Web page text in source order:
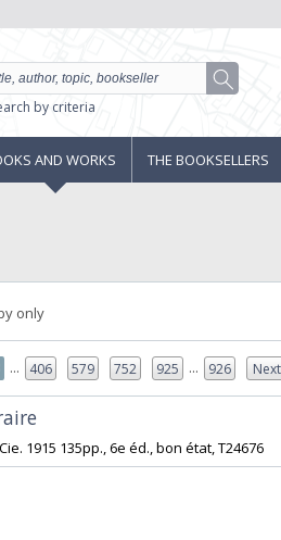
by criteria
AND WORKS THE BOOKSELLERS
only
... 406 579 752 925 ... 926 Next
1915 135pp., 6e éd., bon état, T24676‎